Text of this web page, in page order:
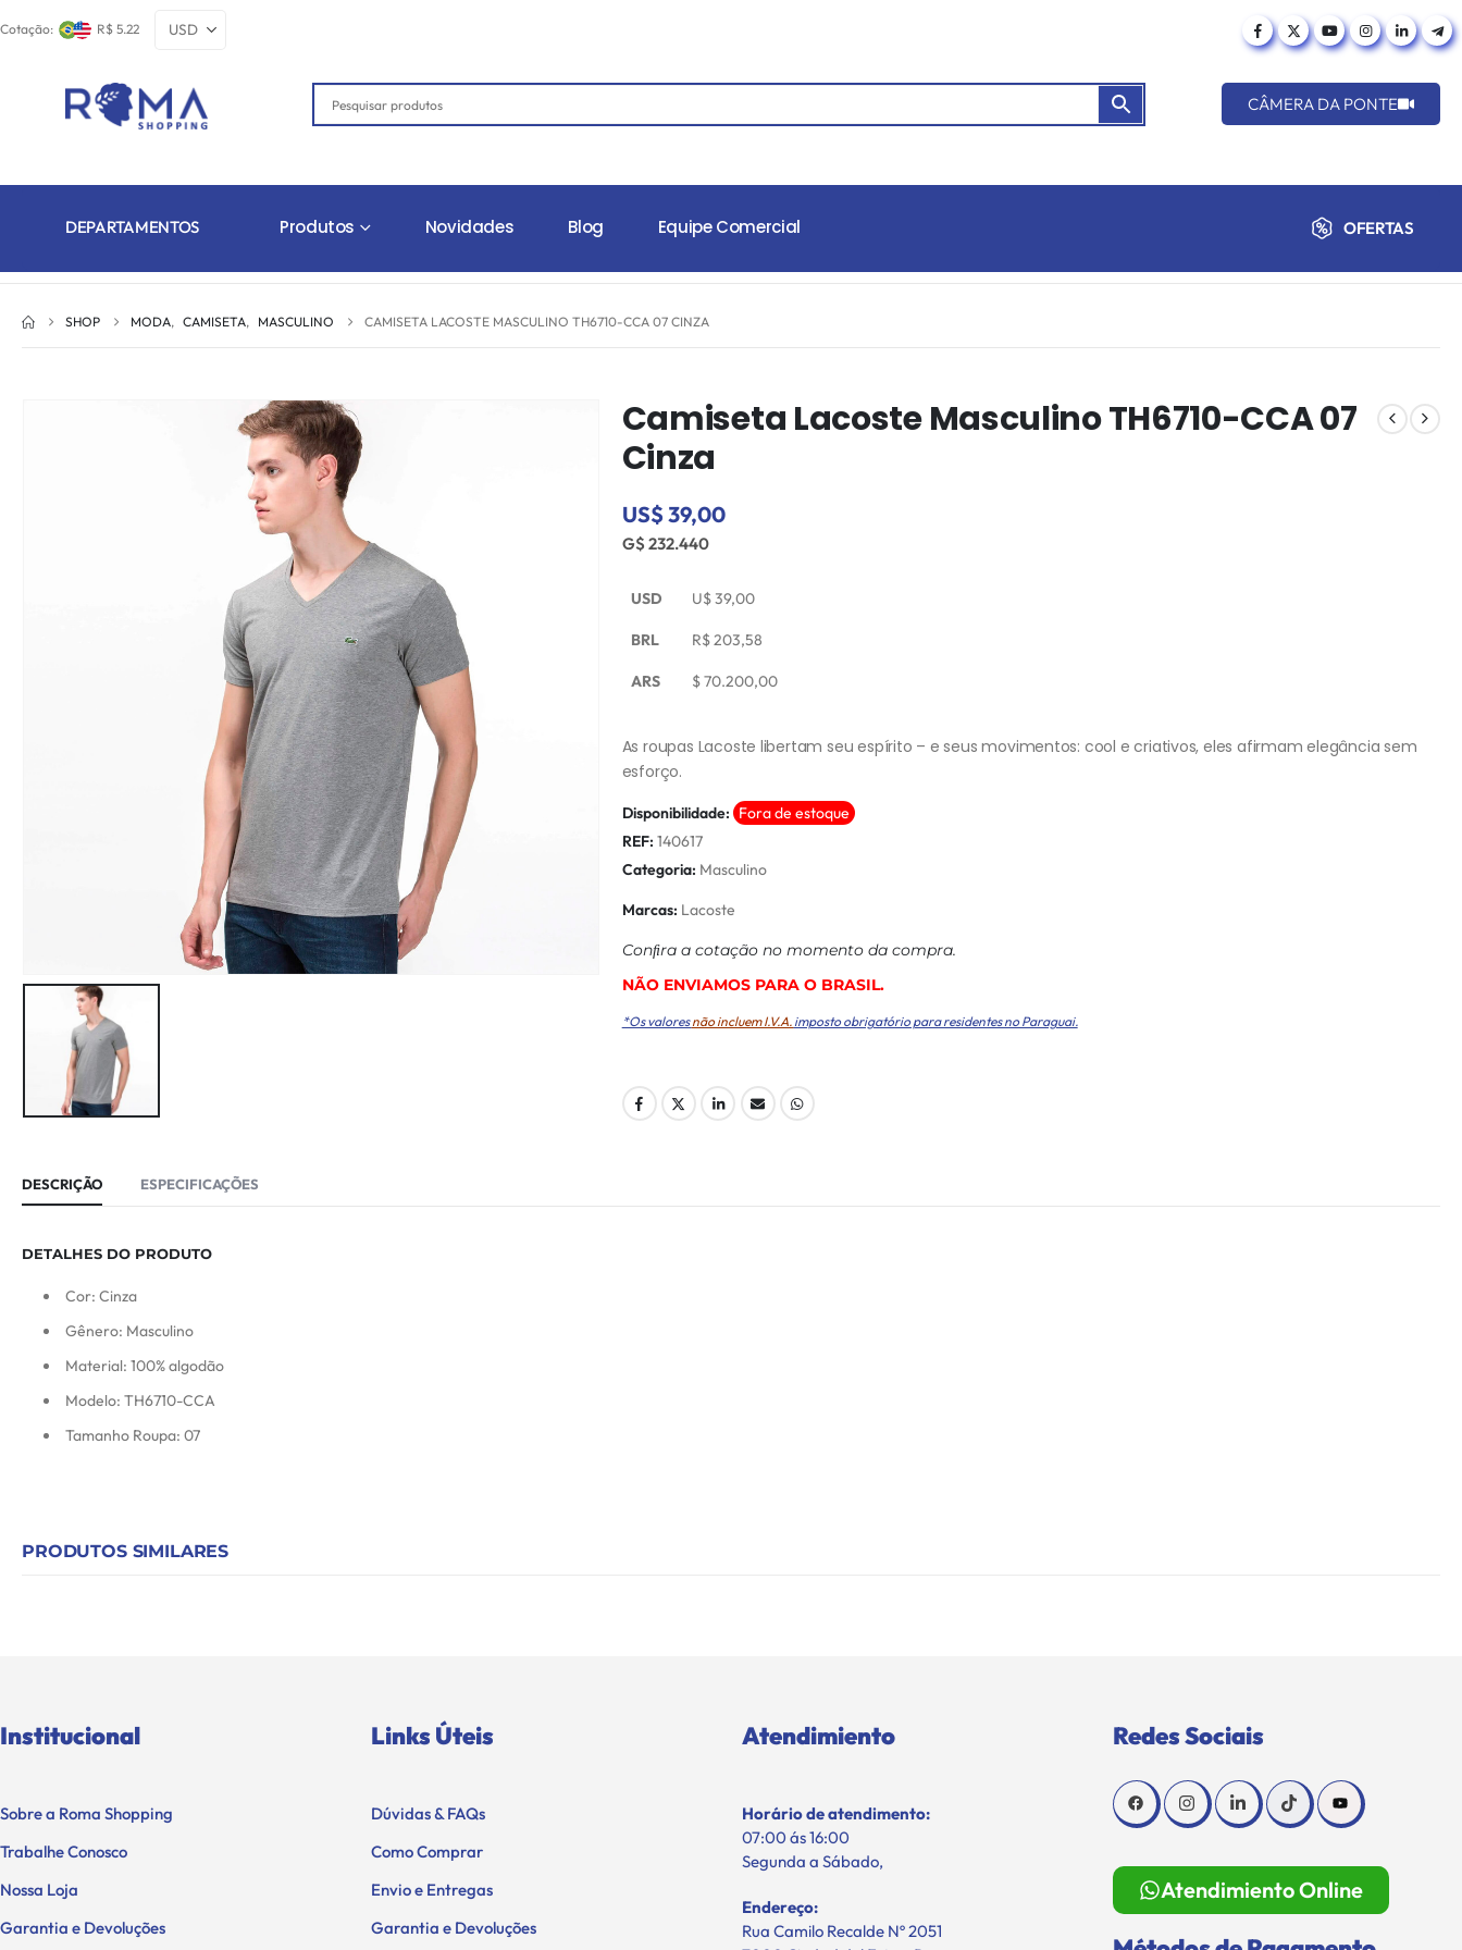
Cotação: R$ 5.22
CÂMERA DA PONTE
DEPARTAMENTOS Produtos Novidades Blog Equipe Comercial OFERTAS
SHOP MODA, CAMISETA, MASCULINO CAMISETA LACOSTE MASCULINO TH6710-CCA 07 CINZA
Camiseta Lacoste Masculino TH6710-CCA 07
Cinza
US$ 39,00
G$ 232.440
USD U$39,00
BRL R$203,58
ARS $70.200,00
As roupas Lacoste libertam seu espírito – e seus movimentos: cool e criativos, eles afirmam elegância sem
esforço.
Disponibilidade: Fora de estoque
REF: 140617
Categoria: Masculino
Marcas: Lacoste
Conﬁra a cotação no momento da compra.
NÃO ENVIAMOS PARA O BRASIL.
*Os valoresnão incluem I.V.A. imposto obrigatório para residentes no Paraguai.
DESCRIÇÃO ESPECIFICAÇÕES
DETALHES DO PRODUTO
Cor: Cinza
Gênero: Masculino
Material: 100% algodão
Modelo: TH6710-CCA
Tamanho Roupa: 07
PRODUTOS SIMILARES
Institucional
Sobre a Roma Shopping
Trabalhe Conosco
Nossa Loja
Garantia e Devoluções
Links Úteis
Dúvidas & FAQs
Como Comprar
Envio e Entregas
Garantia e Devoluções
Atendimiento
Horário de atendimento:
07:00 ás 16:00
Segunda a Sábado,
Endereço:
Rua Camilo Recalde Nº 2051
Redes Sociais
Atendimiento Online